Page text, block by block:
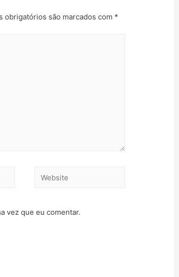
obrigatórios são marcados com *
vez que eu comentar.